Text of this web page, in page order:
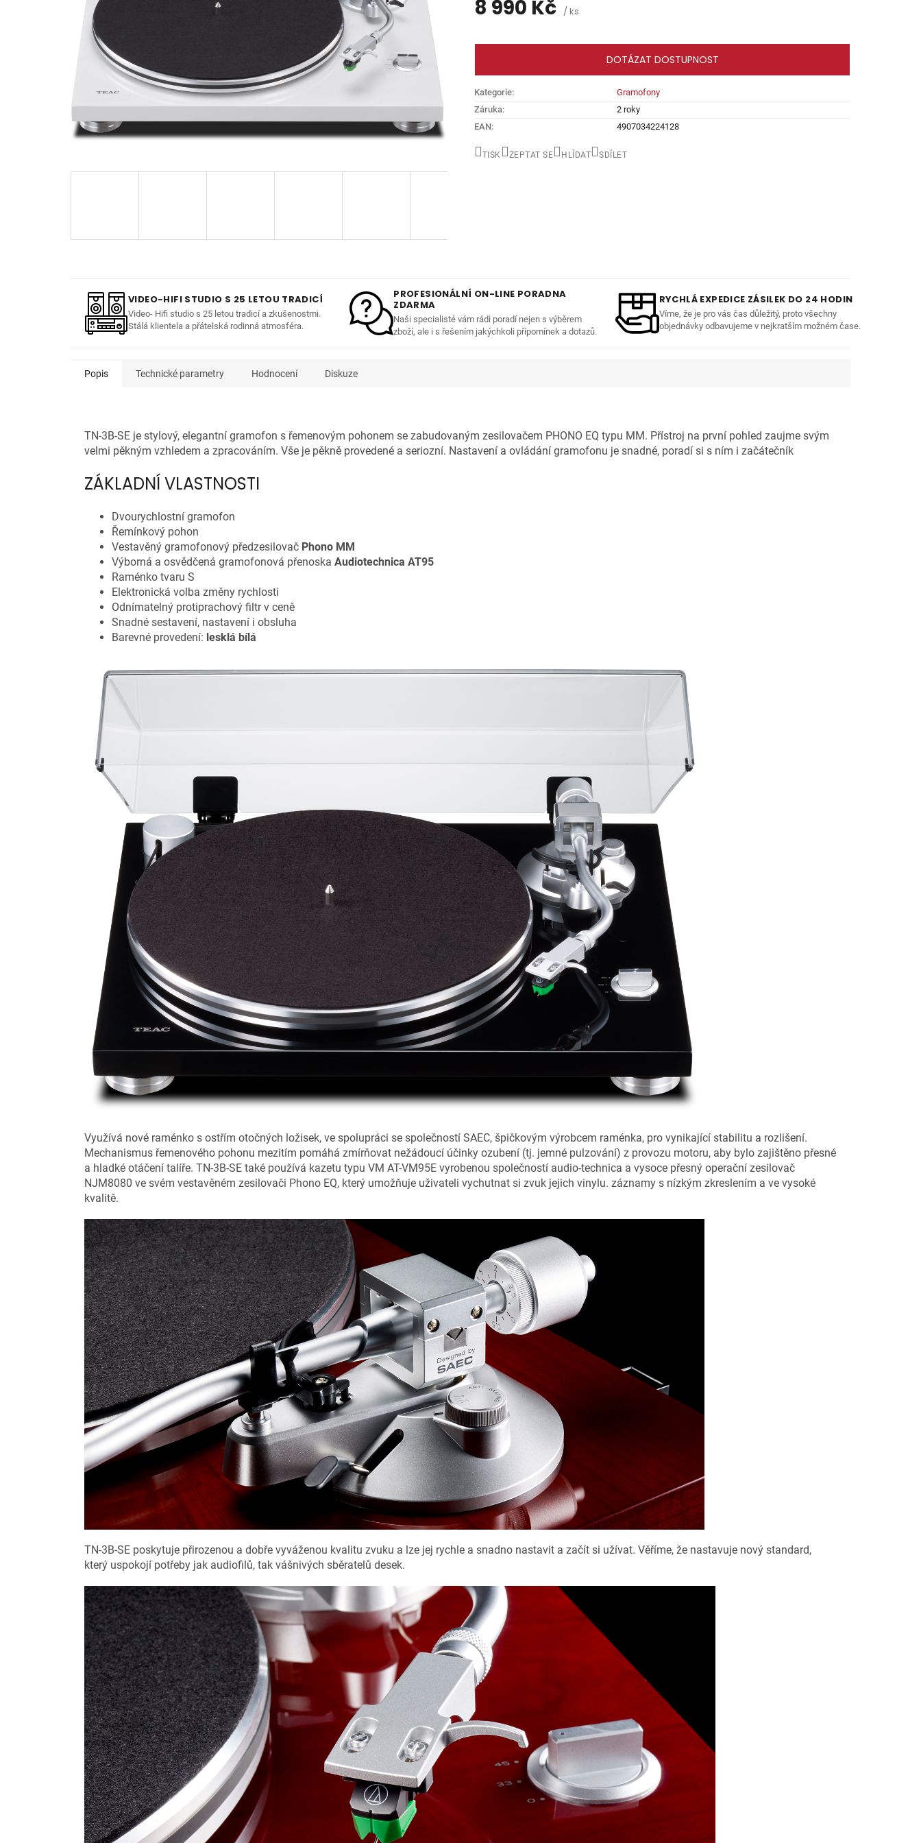
8 990 Kč / ks
cena:
Kategorie:
Gramofony
Záruka:
2 roky
EAN: 4907034224128
DOTÁZAT DOSTUPNOST
TISK ZEPTAT SE HLÍDAT SDÍLET
VIDEO-HIFI STUDIO S 25 LETOU TRADICÍ
Video- Hifi studio s 25 letou tradicí a zkušenostmi.
Stálá klientela a přátelská rodinná atmosféra.
PROFESIONÁLNÍ ON-LINE PORADNA
ZDARMA
Naši specialisté vám rádi poradí nejen s výběrem
zboží, ale i s řešením jakýchkoli přípomínek a dotazů.
RYCHLÁ EXPEDICE ZÁSILEK DO 24 HODIN
Víme, že je pro vás čas důležitý, proto všechny
objednávky odbavujeme v nejkratším možném čase.
Popis Technické parametry Hodnocení Diskuze
TN-3B-SE je stylový, elegantní gramofon s řemenovým pohonem se zabudovaným zesilovačem PHONO EQ typu MM. Přístroj na první pohled zaujme svým
velmi pěkným vzhledem a zpracováním. Vše je pěkně provedené a seriozní. Nastavení a ovládání gramofonu je snadné, poradí si s ním i začátečník
ZÁKLADNÍ VLASTNOSTI
Dvourychlostní gramofon
Řemínkový pohon
Vestavěný gramofonový předzesilovač Phono MM
Výborná a osvědčená gramofonová přenoska Audiotechnica AT95
Raménko tvaru S
Elektronická volba změny rychlosti
Odnímatelný protiprachový filtr v ceně
Snadné sestavení, nastavení i obsluha
Barevné provedení: lesklá bílá
Využívá nové raménko s ostřím otočných ložisek, ve spolupráci se společností SAEC, špičkovým výrobcem raménka, pro vynikající stabilitu a rozlišení.
Mechanismus řemenového pohonu mezitím pomáhá zmírňovat nežádoucí účinky ozubení (tj. jemné pulzování) z provozu motoru, aby bylo zajištěno přesné
a hladké otáčení talíře. TN-3B-SE také používá kazetu typu VM AT-VM95E vyrobenou společností audio-technica a vysoce přesný operační zesilovač
NJM8080 ve svém vestavěném zesilovači Phono EQ, který umožňuje uživateli vychutnat si zvuk jejich vinylu. záznamy s nízkým zkreslením a ve vysoké
kvalitě.
TN-3B-SE poskytuje přirozenou a dobře vyváženou kvalitu zvuku a lze jej rychle a snadno nastavit a začít si užívat. Věříme, že nastavuje nový standard,
který uspokojí potřeby jak audiofilů, tak vášnivých sběratelů desek.